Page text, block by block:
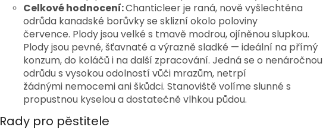
Celkové hodnocení:Chanticleer je raná, nově vyšlechtěna
odrůda kanadské borůvky se sklizní okolo poloviny
července. Plody jsou velké s tmavě modrou, ojíněnou slupkou.
Plody jsou pevné, šťavnaté a výrazně sladké — ideální na přímý
konzum, do koláčů i na další zpracování. Jedná se o nenáročnou
odrůdu s vysokou odolností vůči mrazům, netrpí
žádnými nemocemi ani škůdci. Stanoviště volíme slunné s
propustnou kyselou a dostatečně vlhkou půdou.
Rady pro pěstitele